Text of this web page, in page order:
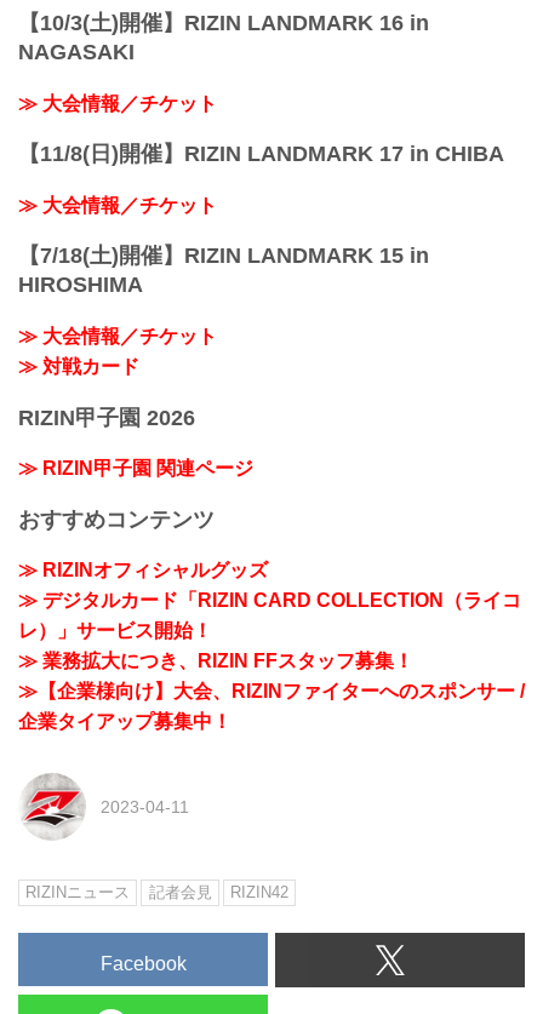
【10/3(土)開催】RIZIN LANDMARK 16 in
NAGASAKI
≫ 大会情報／チケット
【11/8(日)開催】RIZIN LANDMARK 17 in CHIBA
≫ 大会情報／チケット
【7/18(土)開催】RIZIN LANDMARK 15 in
HIROSHIMA
≫ 大会情報／チケット
≫ 対戦カード
RIZIN甲子園 2026
≫ RIZIN甲子園 関連ページ
おすすめコンテンツ
≫ RIZINオフィシャルグッズ
≫ デジタルカード「RIZIN CARD COLLECTION（ライコ
レ）」サービス開始！
≫ 業務拡大につき、RIZIN FFスタッフ募集！
≫【企業様向け】大会、RIZINファイターへのスポンサー /
企業タイアップ募集中！
2023-04-11
RIZINニュース 記者会見 RIZIN42
Facebook